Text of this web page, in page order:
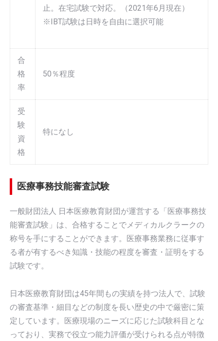
止。在宅試験で対応。（2021年6月現在）
※IBT試験は日時を自由に選択可能
合
格
率
50％程度
受
験
資
格
特になし
医療事務技能審査試験
一般財団法人 日本医療教育財団が運営する「医療事務技
能審査試験」は、合格することでメディカルクラークの
称号を手にすることができます。医療事務業務に従事す
る者が有するべき知識・技能の程度を審査・証明をする
試験です。
日本医療教育財団は45年間もの実績を持つ法人で、試験
の審査基準・細目などの制度を長い歴史の中で厳密に策
定しています。医療現場のニーズに応じた試験科目とな
っており、実務で役立つ能力評価が受けられる点が特徴